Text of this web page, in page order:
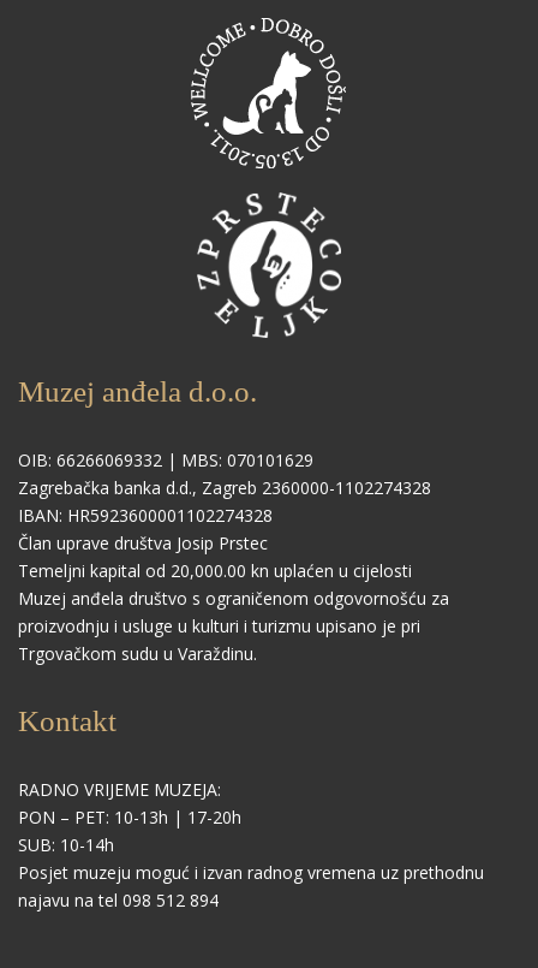
Muzej anđela d.o.o.
OIB: 66266069332 | MBS: 070101629
Zagrebačka banka d.d., Zagreb 2360000-1102274328
IBAN: HR5923600001102274328
Član uprave društva Josip Prstec
Temeljni kapital od 20,000.00 kn uplaćen u cijelosti
Muzej anđela društvo s ograničenom odgovornošću za
proizvodnju i usluge u kulturi i turizmu upisano je pri
Trgovačkom sudu u Varaždinu.
Kontakt
RADNO VRIJEME MUZEJA:
PON – PET: 10-13h | 17-20h
SUB: 10-14h
Posjet muzeju moguć i izvan radnog vremena uz prethodnu
najavu na tel 098 512 894